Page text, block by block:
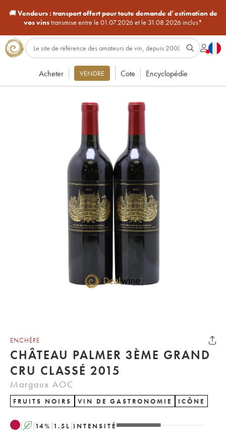
🚚Vendeurs : transport offert pour toute demande d’estimation de
vos vinstransmise entre le 01.07.2026 et le 31.08.2026 inclus*
Acheter VENDRE Cote Encyclopédie
ENCHÈRE
CHÂTEAU PALMER 3ÈME GRAND
CRU CLASSÉ 2015
Margaux AOC
FRUITS NOIRS VIN DE GASTRONOMIE ICÔNE
A 14% 1.5 L INTENSITÉ